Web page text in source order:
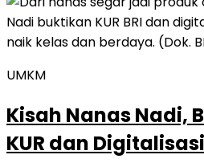
UMKM
Kisah Nanas Nadi,
KUR dan Digitalisasi